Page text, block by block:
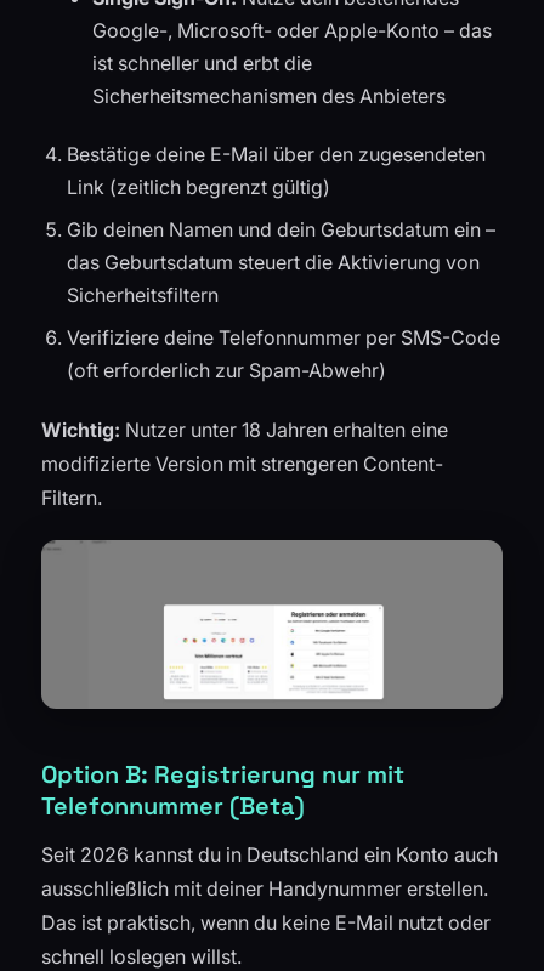
Google-, Microsoft- oder Apple-Konto – das
ist schneller und erbt die
Sicherheitsmechanismen des Anbieters
Bestätige deine E-Mail über den zugesendeten
Link (zeitlich begrenzt gültig)
Gib deinen Namen und dein Geburtsdatum ein –
das Geburtsdatum steuert die Aktivierung von
Sicherheitsfiltern
Verifiziere deine Telefonnummer per SMS-Code
(oft erforderlich zur Spam-Abwehr)
Wichtig: Nutzer unter 18 Jahren erhalten eine
modifizierte Version mit strengeren Content-
Filtern.
Option B: Registrierung nur mit
Telefonnummer (Beta)
Seit 2026 kannst du in Deutschland ein Konto auch
ausschließlich mit deiner Handynummer erstellen.
Das ist praktisch, wenn du keine E-Mail nutzt oder
schnell loslegen willst.